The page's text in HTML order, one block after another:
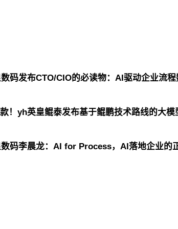
码发布CTO/CIO的必读物：AI驱动企业流
！yh英皇鲲泰发布基于鲲鹏技术路线的大
码李晨龙：AI for Process，AI落地企业的